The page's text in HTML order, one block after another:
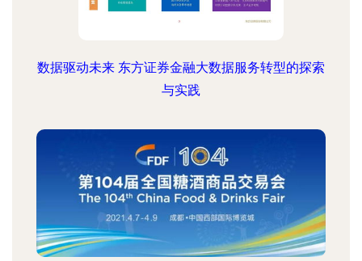
数据驱动未来 东方证券金融大数据服务转型的探索
与实践